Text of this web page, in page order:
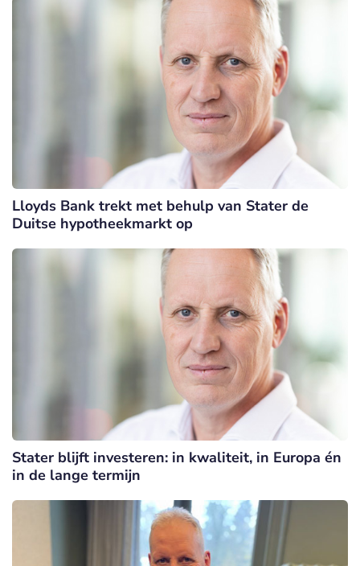
Lloyds Bank trekt met behulp van Stater de
Duitse hypotheekmarkt op
Stater blijft investeren: in kwaliteit, in Europa én
in de lange termijn